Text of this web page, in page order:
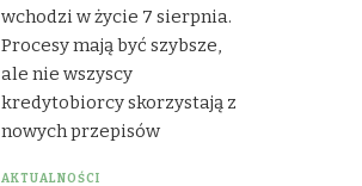
wchodzi w życie 7 sierpnia.
Procesy mają być szybsze,
ale nie wszyscy
kredytobiorcy skorzystają z
nowych przepisów
AKTUALNOŚCI